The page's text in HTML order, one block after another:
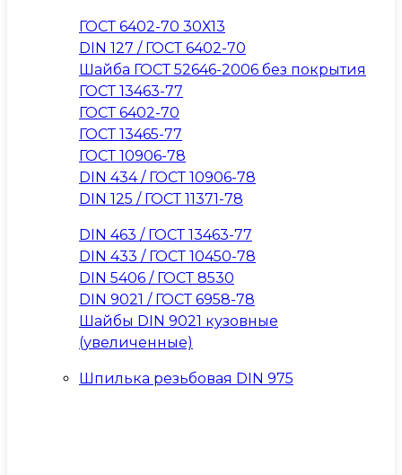
ГОСТ 6402-70 30Х13
DIN 127 / ГОСТ 6402-70
Шайба ГОСТ 52646-2006 без покрытия
ГОСТ 13463-77
ГОСТ 6402-70
ГОСТ 13465-77
ГОСТ 10906-78
DIN 434 / ГОСТ 10906-78
DIN 125 / ГОСТ 11371-78
DIN 463 / ГОСТ 13463-77
DIN 433 / ГОСТ 10450-78
DIN 5406 / ГОСТ 8530
DIN 9021 / ГОСТ 6958-78
Шайбы DIN 9021 кузовные
(увеличенные)
Шпилька резьбовая DIN 975